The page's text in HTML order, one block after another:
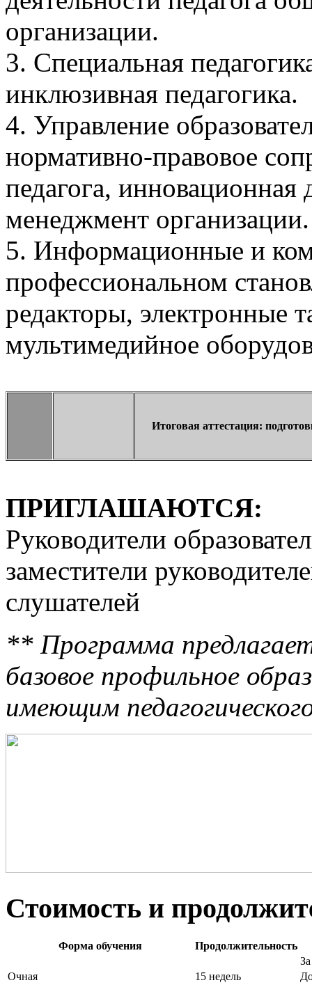
организации.
3. Специальная
инклюзивная педагогика.
4. Управление
нормативно-правовое
педагога, инновационная
менеджмент организации.
5. Информационные и
профессиональном
редакторы, электронные
мультимедийное
Итоговая аттестация:
ПРИГЛАШАЮТСЯ:
Руководители
заместители
слушателей
** Программа
базовое профильное
имеющим
Стоимость и
Форма обучения
Продолжительность
Очная
15 недель